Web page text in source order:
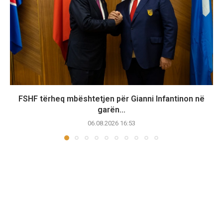
FSHF tërheq mbështetjen për Gianni Infantinon në
garën...
06.08.2026 16:53